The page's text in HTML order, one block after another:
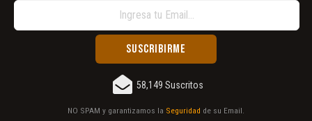
58,149 Suscritos
NO SPAM y garantizamos la Seguridad de su Email.